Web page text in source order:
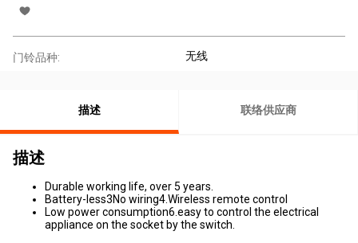
门铃品种: 无线
描述 联络供应商
描述
Durable working life, over 5 years.
Battery-less3No wiring4.Wireless remote control
Low power consumption6.easy to control the electrical
appliance on the socket by the switch.